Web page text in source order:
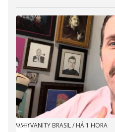
VANITY BRASIL/ HÁ 1 HORA